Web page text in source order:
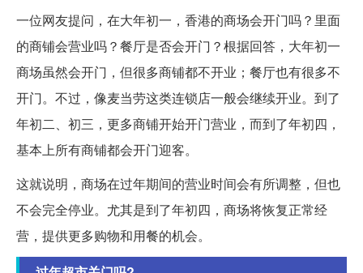
一位网友提问，在大年初一，香港的商场会开门吗？里面
的商铺会营业吗？餐厅是否会开门？根据回答，大年初一
商场虽然会开门，但很多商铺都不开业；餐厅也有很多不
开门。不过，像麦当劳这类连锁店一般会继续开业。到了
年初二、初三，更多商铺开始开门营业，而到了年初四，
基本上所有商铺都会开门迎客。
这就说明，商场在过年期间的营业时间会有所调整，但也
不会完全停业。尤其是到了年初四，商场将恢复正常经
营，提供更多购物和用餐的机会。